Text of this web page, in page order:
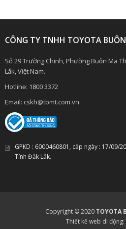
CÔNG TY TNHH TOYOTA
Số 29 Trường Chinh, Phường Buôn Ma
Lắk, Việt Nam.
Hotline: 1800 3372
Email: cskh@tbmt.com.vn
GPKD : 6000460801 , cấp ngày : 17/09/
Tỉnh Đắk Lắk.
Copyright © 2020 TOYOTA
Thiết kế web di động: